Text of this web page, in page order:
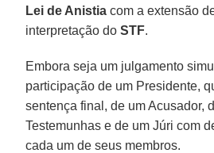
Lei de Anistia com a extensão
interpretação doSTF.
Embora seja um julgamento
participação de um Presidente,
sentença final, de um Acusador,
Testemunhas e de um Júri com
cada um de seus membros.